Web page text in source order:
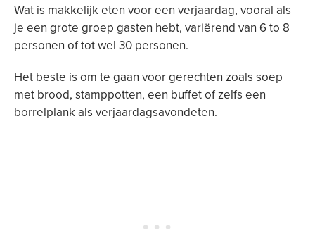
Wat is makkelijk eten voor een verjaardag, vooral als
je een grote groep gasten hebt, variërend van 6 to 8
personen of tot wel 30 personen.
Het beste is om te gaan voor gerechten zoals soep
met brood, stamppotten, een buffet of zelfs een
borrelplank als verjaardagsavondeten.